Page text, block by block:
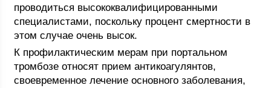
проводиться высококвалифицированными
специалистами, поскольку процент смертности в
этом случае очень высок.
К профилактическим мерам при портальном
тромбозе относят прием антикоагулянтов,
своевременное лечение основного заболевания,